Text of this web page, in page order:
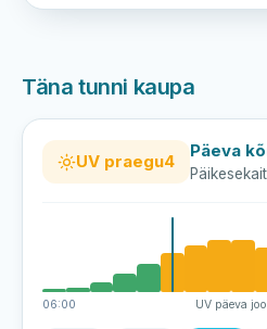
Täna tunni kaupa
UV praegu4
Päeva
06:00 UV päeva